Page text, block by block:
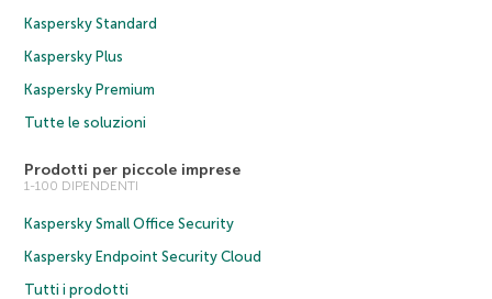
Kaspersky Standard
Kaspersky Plus
Kaspersky Premium
Tutte le soluzioni
Prodotti per piccole imprese
1-100 DIPENDENTI
Kaspersky Small Office Security
Kaspersky Endpoint Security Cloud
Tutti i prodotti